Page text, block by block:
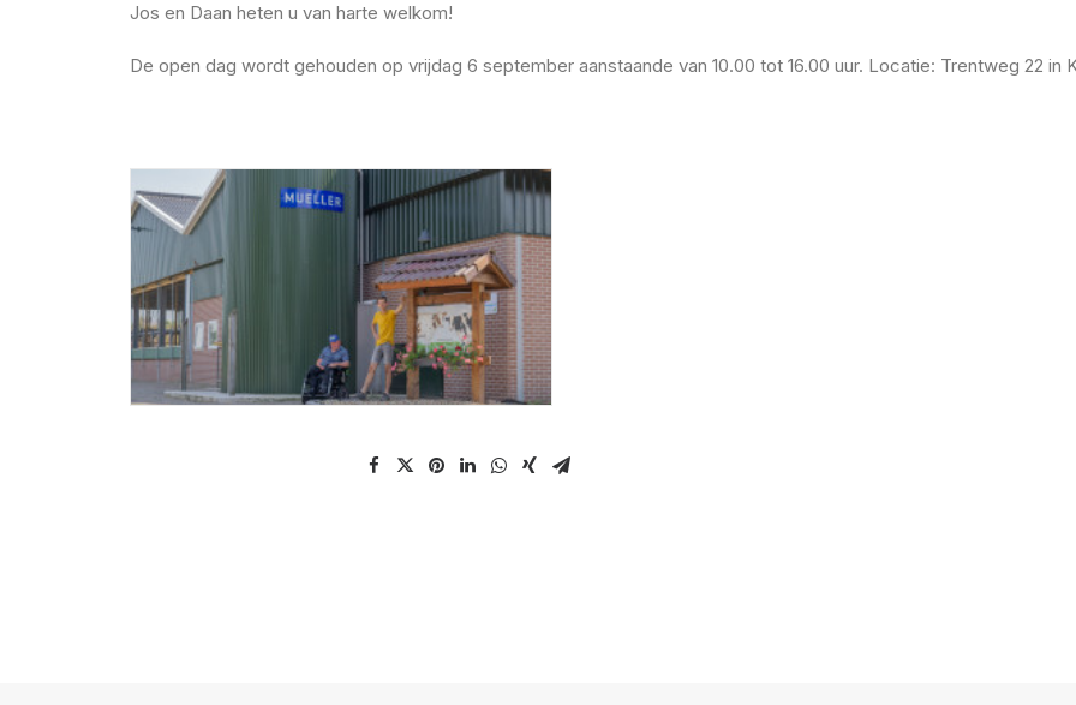
Jos en Daan heten u van harte welkom!
De open dag wordt gehouden op vrijdag 6 september aanstaande van 10.00 tot 16.00 uur. Locatie: Trentweg 22 in